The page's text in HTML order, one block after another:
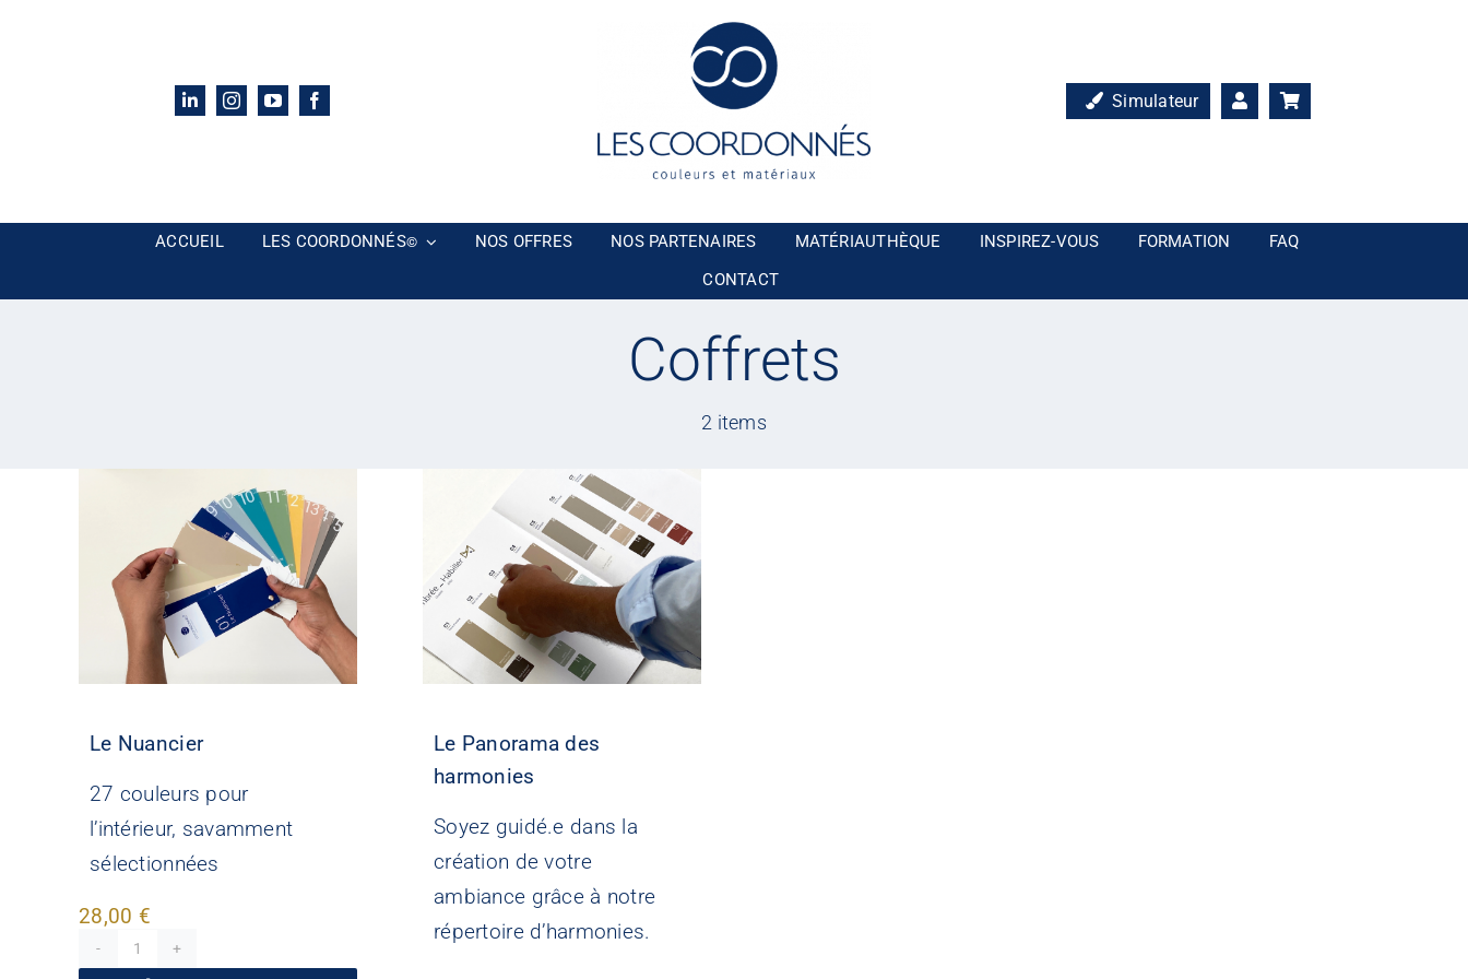
Simulateur
ACCUEIL LES COORDONNÉS© NOS OFFRES NOS PARTENAIRES MATÉRIAUTHÈQUE INSPIREZ-VOUS FORMATION
FAQ
CONTACT
Coffrets
2 items
Le Nuancier
27 couleurs pour
l’intérieur, savamment
sélectionnées
28,00 €
Le Panorama des
harmonies
Soyez guidé.e dans la
création de votre
ambiance grâce à notre
répertoire d’harmonies.